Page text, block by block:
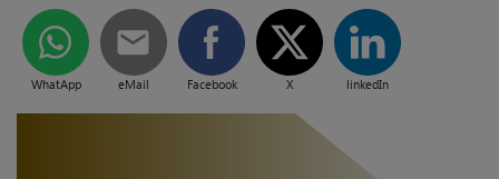
WhatApp eMail Facebook X linkedIn